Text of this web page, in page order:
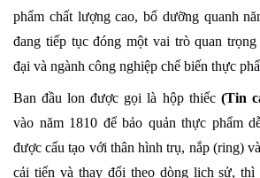
phẩm chất lượng cao, bổ dưỡng quanh
đang tiếp tục đóng một vai trò quan
đại và ngành công nghiệp chế biến thực
Ban đầu lon được gọi là hộp thiếc (Tin
vào năm 1810 để bảo quản thực phẩm
được cấu tạo với thân hình trụ, nắp (ring)
cải tiến và thay đổi theo dòng lịch sử, thì